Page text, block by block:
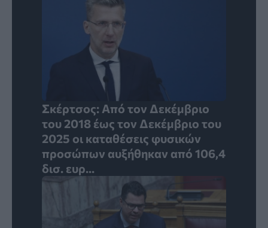
Σκέρτσος: Από τον Δεκέμβριο
του 2018 έως τον Δεκέμβριο του
2025 οι καταθέσεις φυσικών
προσώπων αυξήθηκαν από 106,4
δισ. ευρ...